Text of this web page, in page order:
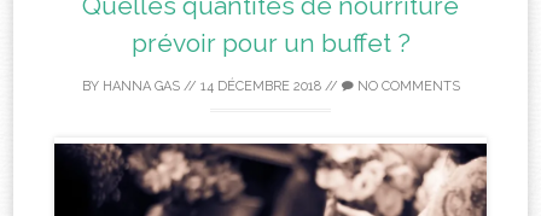
prévoir pour un buffet ?
BY HANNA GAS// 14 DÉCEMBRE 2018// NO COMMENTS